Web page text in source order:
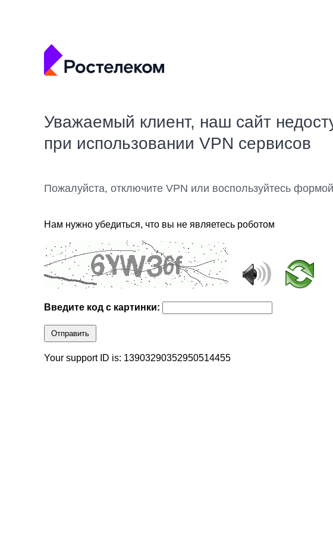
Уважаемый клиент, наш сайт
при использовании VPN сервисов
Пожалуйста, отключите VPN или воспользуйтесь
Нам нужно убедиться, что вы не являетесь роботом
Введите код с картинки:
Отправить
Your support ID is: 13903290352950514455